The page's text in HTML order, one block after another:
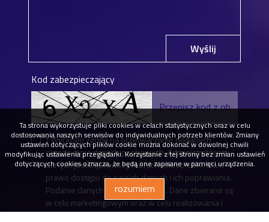
Wyślij
Kod zabezpieczający
* Wyrażam zgodę na przetwarzanie podanych
przeze mnie danych osobowych. Administratorem
danych jest Dąbrowscy Nieruchomości eM4. Mam
prawo dostępu do swoich danych i ich poprawiania.
Podanie danych jest dobrowolne. Dane zbierane są
w celu marketingowym oraz w celu realizowania i
wykonania zawartej umowy lub do podjęcia działań
Ta strona wykorzystuje pliki cookies w celach statystycznych oraz w celu
dostosowania naszych serwisów do indywidualnych potrzeb klientów. Zmiany
ustawień dotyczących plików cookie można dokonać w dowolnej chwili
modyfikując ustawienia przeglądarki. Korzystanie z tej strony bez zmian ustawień
dotyczących cookies oznacza, że będą one zapisane w pamięci urządzenia.
rozumiem